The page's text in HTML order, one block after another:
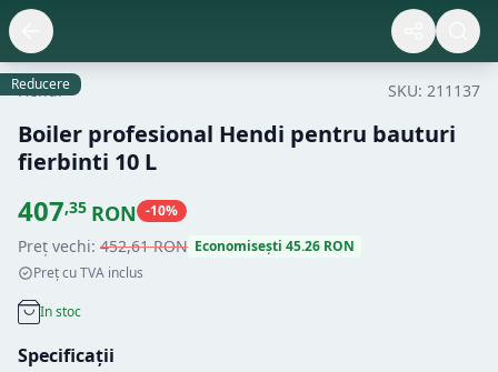
Reducere
Hendi SKU: 211137
Boiler profesional Hendi pentru bauturi
fierbinti 10 L
407,35 RON -10%
Preț vechi: 452,61RON Economisești 45.26 RON
Preț cu TVA inclus
In stoc
Specificații